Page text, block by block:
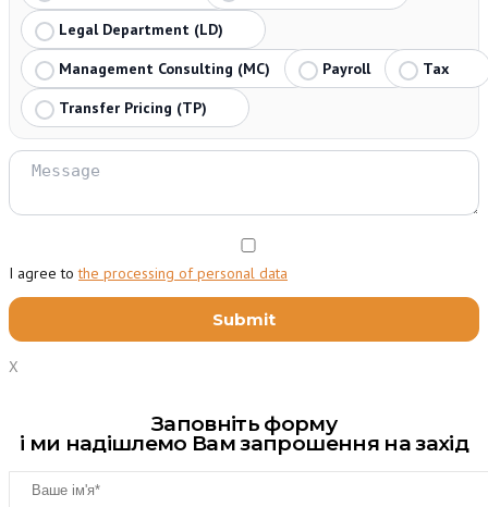
Legal Department (LD)
Management Consulting (MC)
Payroll
Tax
Transfer Pricing (TP)
I agree tothe processing of personal data
X
Заповніть форму
і ми надішлемо Вам запрошення на захід